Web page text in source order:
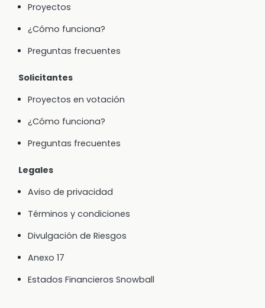
Proyectos
¿Cómo funciona?
Preguntas frecuentes
Solicitantes
Proyectos en votación
¿Cómo funciona?
Preguntas frecuentes
Legales
Aviso de privacidad
Términos y condiciones
Divulgación de Riesgos
Anexo 17
Estados Financieros Snowball